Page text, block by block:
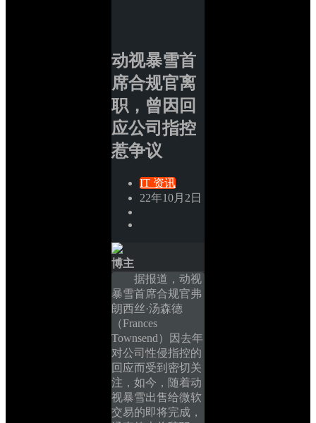
动视暴雪首
席合规官离
职，曾因回
应公司指控
惹争议
IT 资讯
22年10月2日
博主
据报道，动视
暴雪首席合规官弗
朗西丝·汤森德
（Frances
Townsend）因去年
对公司性侵指控的
回应而受到密切关
注，如今，随着动
视暴雪出售给微软
交易的即将完成，